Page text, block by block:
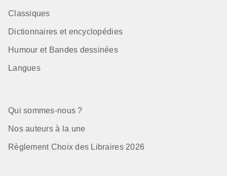
Classiques
Dictionnaires et encyclopédies
Humour et Bandes dessinées
Langues
Qui sommes-nous ?
Nos auteurs à la une
Règlement Choix des Libraires 2026